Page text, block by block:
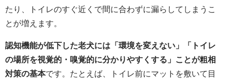
たり、トイレのすぐ近くで間に合わずに漏らしてしまうこ
とが増えます。
認知機能が低下した老犬には「環境を変えない」「トイレ
の場所を視覚的・嗅覚的に分かりやすくする」ことが粗相
対策の基本です。たとえば、トイレ前にマットを敷いて目